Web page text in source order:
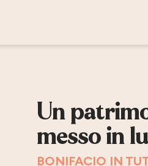
Un
messo in
BONIFACIO IN